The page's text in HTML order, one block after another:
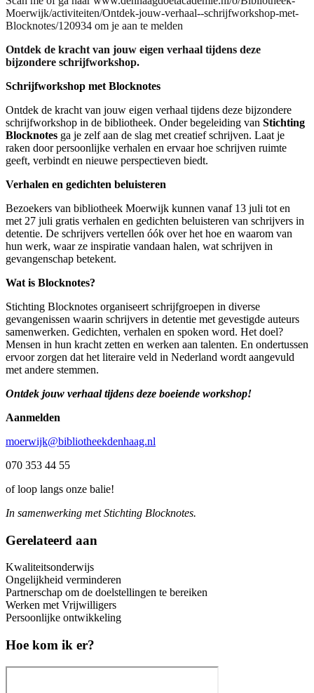
Moerwijk/activiteiten/Ontdek-jouw-verhaal--schrijfworkshop-met-
Blocknotes/120934 om je aan te melden
Ontdek de kracht van jouw eigen verhaal tijdens deze
bijzondere schrijfworkshop.
Schrijfworkshop met Blocknotes
Ontdek de kracht van jouw eigen verhaal tijdens deze bijzondere
schrijfworkshop in de bibliotheek. Onder begeleiding van Stichting
Blocknotes ga je zelf aan de slag met creatief schrijven. Laat je
raken door persoonlijke verhalen en ervaar hoe schrijven ruimte
geeft, verbindt en nieuwe perspectieven biedt.
Verhalen en gedichten beluisteren
Bezoekers van bibliotheek Moerwijk kunnen vanaf 13 juli tot en
met 27 juli gratis verhalen en gedichten beluisteren van schrijvers in
detentie. De schrijvers vertellen óók over het hoe en waarom van
hun werk, waar ze inspiratie vandaan halen, wat schrijven in
gevangenschap betekent.
Wat is Blocknotes?
Stichting Blocknotes organiseert schrijfgroepen in diverse
gevangenissen waarin schrijvers in detentie met gevestigde auteurs
samenwerken. Gedichten, verhalen en spoken word. Het doel?
Mensen in hun kracht zetten en werken aan talenten. En ondertussen
ervoor zorgen dat het literaire veld in Nederland wordt aangevuld
met andere stemmen.
Ontdek jouw verhaal tijdens deze boeiende workshop!
Aanmelden
moerwijk@bibliotheekdenhaag.nl
070 353 44 55
of loop langs onze balie!
In samenwerking met Stichting Blocknotes.
Gerelateerd aan
Kwaliteitsonderwijs
Ongelijkheid verminderen
Partnerschap om de doelstellingen te bereiken
Werken met Vrijwilligers
Persoonlijke ontwikkeling
Hoe kom ik er?